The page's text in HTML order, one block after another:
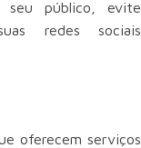
seu público, evite
redes sociais
oferecem serviços